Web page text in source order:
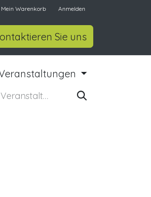
Mein Warenkorb Anmelden
Sie uns